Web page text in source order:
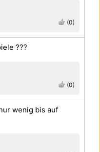
(0)
(0)
???
wenig bis auf